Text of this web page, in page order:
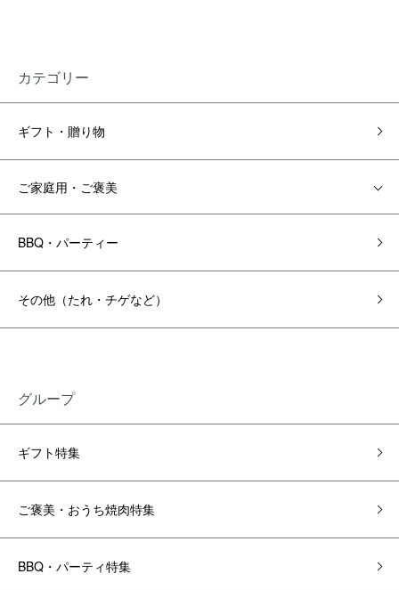
カテゴリー
ギフト・贈り物
ご家庭用・ご褒美
BBQ・パーティー
その他（たれ・チゲなど）
グループ
ギフト特集
ご褒美・おうち焼肉特集
BBQ・パーティ特集